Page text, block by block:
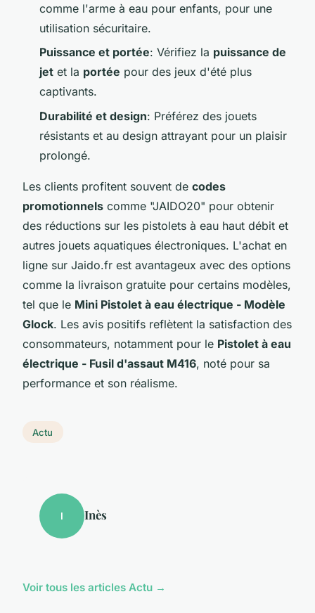
comme l'arme à eau pour enfants, pour une
utilisation sécuritaire.
Puissance et portée: Vérifiez la puissance de
jet et la portée pour des jeux d'été plus
captivants.
Durabilité et design: Préférez des jouets
résistants et au design attrayant pour un plaisir
prolongé.
Les clients profitent souvent de codes
promotionnels comme "JAIDO20" pour obtenir
des réductions sur les pistolets à eau haut débit et
autres jouets aquatiques électroniques. L'achat en
ligne sur Jaido.fr est avantageux avec des options
comme la livraison gratuite pour certains modèles,
tel que le Mini Pistolet à eau électrique - Modèle
Glock. Les avis positifs reflètent la satisfaction des
consommateurs, notamment pour le Pistolet à eau
électrique - Fusil d'assaut M416, noté pour sa
performance et son réalisme.
Actu
I Inès
Voir tous les articles Actu →